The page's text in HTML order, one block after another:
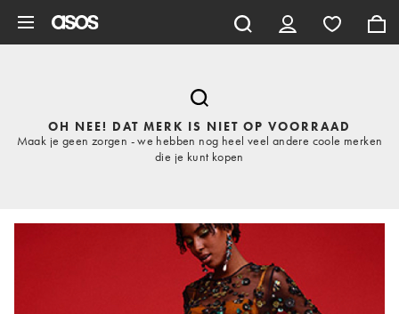
OH NEE! DAT MERK IS NIET OP VOORRAAD
Maak je geen zorgen - we hebben nog heel veel andere coole merken
die je kunt kopen